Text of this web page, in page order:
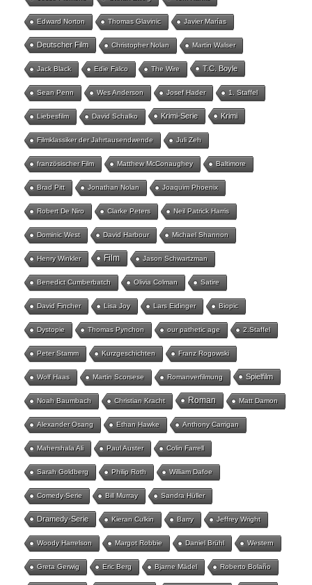
Edward Norton Thomas Glavinic Javier Marías
Deutscher Film Christopher Nolan Martin Walser
Jack Black Edie Falco The Wire T.C. Boyle
Sean Penn Wes Anderson Josef Hader 1. Staffel
Liebesfilm David Schalko Krimi-Serie Krimi
Filmklassiker der Jahrtausendwende Juli Zeh
französischer Film Matthew McConaughey Baltimore
Brad Pitt Jonathan Nolan Joaquim Phoenix
Robert De Niro Clarke Peters Neil Patrick Harris
Dominic West David Harbour Michael Shannon
Henry Winkler Film Jason Schwartzman
Benedict Cumberbatch Olivia Colman Satire
David Fincher Lisa Joy Lars Eidinger Biopic
Dystopie Thomas Pynchon our pathetic age 2.Staffel
Peter Stamm Kurzgeschichten Franz Rogowski
Wolf Haas Martin Scorsese Romanverfilmung Spielfilm
Noah Baumbach Christian Kracht Roman Matt Damon
Alexander Osang Ethan Hawke Anthony Carrigan
Mahershala Ali Paul Auster Colin Farrell
Sarah Goldberg Philip Roth William Dafoe
Comedy-Serie Bill Murray Sandra Hüller
Dramedy-Serie Kieran Culkin Barry Jeffrey Wright
Woody Harrelson Margot Robbie Daniel Brühl Western
Greta Gerwig Eric Berg Bjarne Mädel Roberto Bolaño